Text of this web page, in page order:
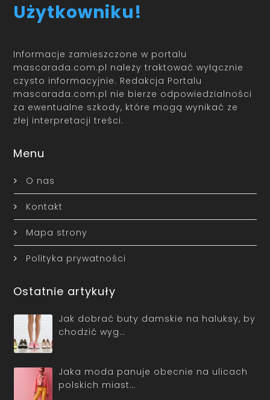
Użytkowniku!
Informacje zamieszczone w portalu
mascarada.com.pl należy traktować wyłącznie
czysto informacyjnie. Redakcja Portalu
mascarada.com.pl nie bierze odpowiedzialności
za ewentualne szkody, które mogą wynikać ze
złej interpretacji treści.
Menu
O nas
Kontakt
Mapa strony
Polityka prywatności
Ostatnie artykuły
Jak dobrać buty damskie na haluksy, by
chodzić wyg…
Jaka moda panuje obecnie na ulicach
polskich miast…